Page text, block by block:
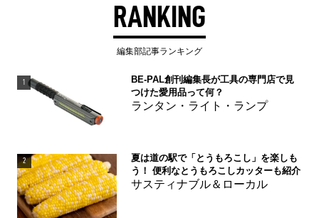
RANKING
編集部記事ランキング
1
BE-PAL創刊編集長が工具の専門店で見
つけた愛用品って何？
ランタン・ライト・ランプ
2
夏は道の駅で「とうもろこし」を楽しも
う！ 便利なとうもろこしカッターも紹介
サスティナブル＆ローカル